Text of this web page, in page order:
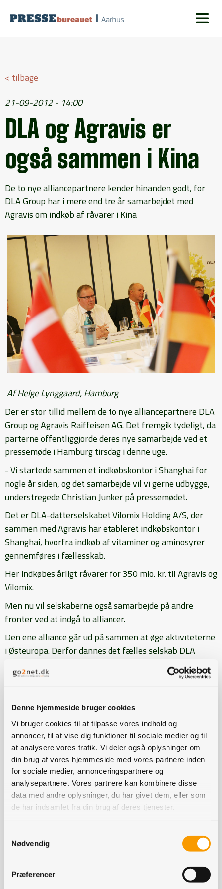
Denne hjemmeside bruger cookies
Vi bruger cookies til at tilpasse vores indhold og
annoncer, til at vise dig funktioner til sociale medier og til
at analysere vores trafik. Vi deler også oplysninger om
din brug af vores hjemmeside med vores partnere inden
for sociale medier, annonceringspartnere og
analysepartnere. Vores partnere kan kombinere disse
data med andre oplysninger, du har givet dem, eller som
de har indsamlet fra din brug af deres tjenester.
Nødvendig
Præferencer
< tilbage
21-09-2012 - 14:00
DLA og Agravis er
også sammen i Kina
De to nye alliancepartnere kender hinanden godt, for
DLA Group har i mere end tre år samarbejdet med
Agravis om indkøb af råvarer i Kina
Af Helge Lynggaard, Hamburg
Der er stor tillid mellem de to nye alliancepartnere DLA
Group og Agravis Raiffeisen AG. Det fremgik tydeligt, da
parterne offentliggjorde deres nye samarbejde ved et
pressemøde i Hamburg tirsdag i denne uge.
- Vi startede sammen et indkøbskontor i Shanghai for
nogle år siden, og det samarbejde vil vi gerne udbygge,
understregede Christian Junker på pressemødet.
Det er DLA-datterselskabet Vilomix Holding A/S, der
sammen med Agravis har etableret indkøbskontor i
Shanghai, hvorfra indkøb af vitaminer og aminosyrer
gennemføres i fællesskab.
Her indkøbes årligt råvarer for 350 mio. kr. til Agravis og
Vilomix.
Men nu vil selskaberne også samarbejde på andre
fronter ved at indgå to alliancer.
Den ene alliance går ud på sammen at øge aktiviteterne
i Østeuropa. Derfor dannes det fælles selskab DLA
Agravis International Holding A/S, hvor deres fælles
aktiviteter i Østeuropa skal udvikles.
procent af det nye selskab, mens Agravis vil have de
resterende 25 procent.
Parterne flyttes deres nuværende
forretningsaktiviteter i Østeuropa med en samlet
omsætning på godt tre milliarder kroner over i det nye
selskab.
DLA bidrager med sine tre grovvareselskaber i
henholdsvis Letland, Litauen og Estland. Dermed bliver
Til gengæld flytter Agravis to virksomheder, som
Tjekkiet over i DLA Agravis International.